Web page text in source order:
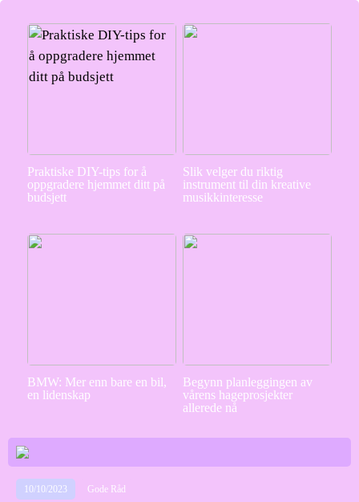
Praktiske DIY-tips for å
oppgradere hjemmet ditt på
budsjett
Slik velger du riktig
instrument til din kreative
musikkinteresse
BMW: Mer enn bare en bil,
en lidenskap
Begynn planleggingen av
vårens hageprosjekter
allerede nå
10/10/2023 Gode Råd